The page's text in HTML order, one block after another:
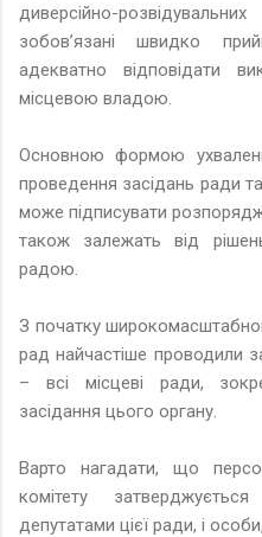
диверсійно-
зобов’язані швидко
адекватно відповідати
місцевою владою.
Основною формою
проведення засідань ради та
може підписувати
також залежать від
радою.
З початку
рад найчастіше проводили
– всі місцеві ради,
засідання цього органу.
Варто нагадати, що
комітету
депутатами цієї ради, і